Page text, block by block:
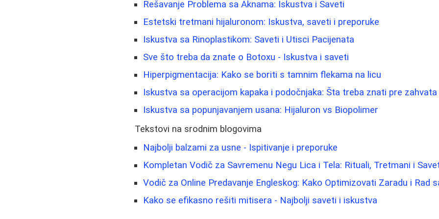
Rešavanje Problema sa Aknama: Iskustva i Saveti
Estetski tretmani hijaluronom: Iskustva, saveti i preporuke
Iskustva sa Rinoplastikom: Saveti i Utisci Pacijenata
Sve što treba da znate o Botoxu - Iskustva i saveti
Hiperpigmentacija: Kako se boriti s tamnim flekama na licu
Iskustva sa operacijom kapaka i podočnjaka: Šta treba znati pre zahvata
Iskustva sa popunjavanjem usana: Hijaluron vs Biopolimer
Tekstovi na srodnim blogovima
Najbolji balzami za usne - Ispitivanje i preporuke
Kompletan Vodič za Savremenu Negu Lica i Tela: Rituali, Tretmani i
Vodič za Online Predavanje Engleskog: Kako Optimizovati Zaradu i Rad
Kako se efikasno rešiti mitisera - Najbolji saveti i iskustva